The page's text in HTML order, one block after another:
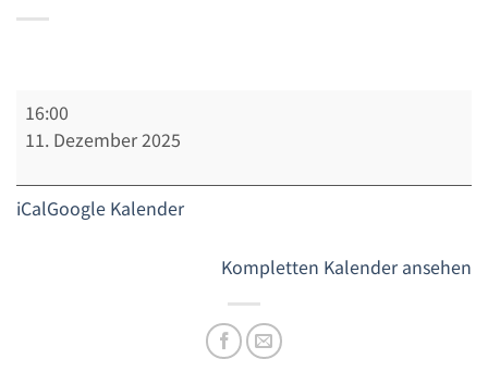
Weihnachtsbesuch
Wohnheim
Ostenschlahstraße
16:00
11. Dezember 2025
iCalGoogle Kalender
Kompletten Kalender ansehen